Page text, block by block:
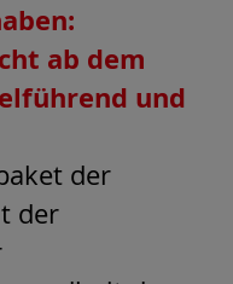
ab dem
und
der
der